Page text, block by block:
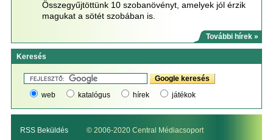
Összegyűjtöttünk 10 szobanövényt, amelyek jól érzik
magukat a sötét szobában is.
További hírek »
Keresés
web katalógus hírek játékok
RSS Beküldés © 2006-2020 Central Médiacsoport